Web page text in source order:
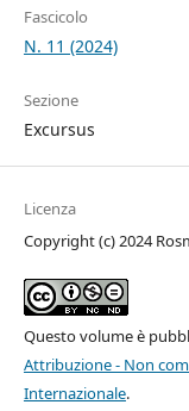
Fascicolo
N. 11 (2024)
Sezione
Excursus
Licenza
Copyright (c) 2024
Questo volume è
Attribuzione - Non
Internazionale.